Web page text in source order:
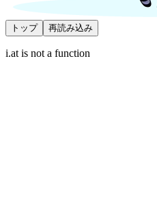
トップ 再読み込み
i.at is not a function